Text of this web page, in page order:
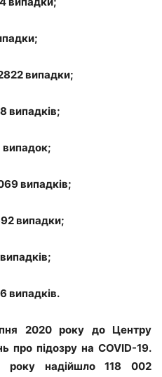
випадки;
випадків;
випадок;
випадків;
випадки;
випадків.
2020 року до Центру
про підозру на COVID-19.
року надійшло 118 002